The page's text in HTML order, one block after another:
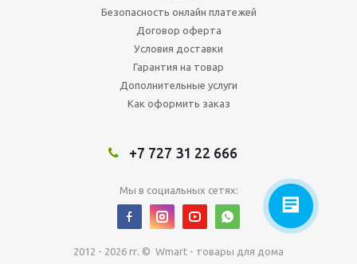
Безопасность онлайн платежей
Договор оферта
Условия доставки
Гарантия на товар
Дополнительные услуги
Как оформить заказ
+7 727 31 22 666
Мы в социальных сетях:
2012 - 2026 гг. © Wmart - товары для дома